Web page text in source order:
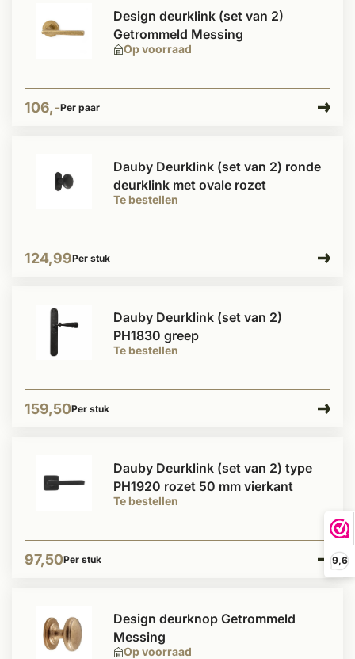
9,6
Op voorraad
Design deurklink (set van 2)
Getrommeld Messing
106,-Per paar
Te bestellen
Dauby Deurklink (set van 2) ronde
deurklink met ovale rozet
124,99Per stuk
Te bestellen
Dauby Deurklink (set van 2)
PH1830 greep
159,50Per stuk
Te bestellen
Dauby Deurklink (set van 2) type
PH1920 rozet 50 mm vierkant
97,50Per stuk
Op voorraad
Design deurknop Getrommeld
Messing